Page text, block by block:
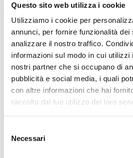
Questo sito web utilizza i cookie
Utilizziamo i cookie per
annunci, per fornire funzionalità dei
analizzare il nostro traffico.
informazioni sul modo in cui utilizzi
nostri partner che si occupano di
pubblicità e social media, i quali
con altre informazioni che hai
raccolto dal tuo utilizzo dei loro
delNecessari
bellezza. Per me, è stata la
grande il cuore dell’uomo e ho
esperienza fosse degna di un
stesso periodo, mi era stato
scoperto il prodigio della
“sottofondo” di tutto il libro.
napoleonica, l’immagine della